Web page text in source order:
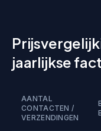
jaarlijkse
AANTAL
CONTACTEN /
VERZENDINGEN